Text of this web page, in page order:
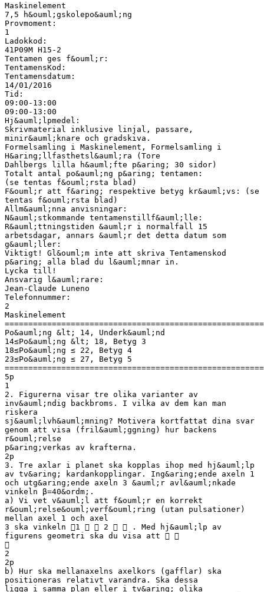
Maskinelement
7,5 h&ouml;gskolepo&auml;ng
Provmoment:
1
Ladokkod:
41P09M H15-2
Tentamen ges f&ouml;r:
TentamensKod:
Tentamensdatum:
14/01/2016
Tid:
09:00-13:00
09:00-13:00
Hj&auml;lpmedel:
Skrivmaterial inklusive linjal, passare,
minir&auml;knare och gradskiva.
Formelsamling i Maskinelement, Formelsamling i
H&aring;llfasthetsl&auml;ra (Tore
Dahlbergs lilla h&auml;fte p&aring; 30 sidor)
Totalt antal po&auml;ng p&aring; tentamen:
(se tentas f&ouml;rsta blad)
F&ouml;r att f&aring; respektive betyg kr&auml;vs: (se
tentas f&ouml;rsta blad)
Allm&auml;nna anvisningar:
N&auml;stkommande tentamenstillf&auml;lle:
R&auml;ttningstiden &auml;r i normalfall 15
arbetsdagar, annars &auml;r det detta datum som
g&auml;ller:
Viktigt! Gl&ouml;m inte att skriva Tentamenskod
p&aring; alla blad du l&auml;mnar in.
Lycka till!
Ansvarig l&auml;rare:
Jean-Claude Luneno
Telefonnummer:
2
Maskinelement
Po&auml;ng &lt; 14, Underk&auml;nd
14≤Po&auml;ng &lt; 18, Betyg 3
18≤Po&auml;ng ≤ 22, Betyg 4
23≤Po&auml;ng ≤ 27, Betyg 5
5p
1
2. Figurerna visar tre olika varianter av
inv&auml;ndig backbroms. I vilka av dem kan man
riskera
sj&auml;lvh&auml;mning? Motivera kortfattat dina svar
genom att visa (fril&auml;ggning) hur backens
r&ouml;relse
p&aring;verkas av krafterna.
2p
3. Tre axlar i planet ska kopplas ihop med hj&auml;lp
av tv&aring; kardankopplingar. Ing&aring;ende axeln 1
och utg&aring;ende axeln 3 &auml;r avl&auml;nkade
vinkeln β=40&ordm;.
a) Vi vet v&auml;l att f&ouml;r en korrekt
r&ouml;relse&ouml;verf&ouml;ring (utan pulsationer)
mellan axel 1 och axel
3 ska vinkeln 1   2   . Med hj&auml;lp av
figurens geometri ska du visa att  

2
2p
b) Hur ska mellanaxelns axelkors (gafflar) ska
positioneras relativt varandra. Ska dessa
ligga i samma plan eller i tv&aring; olika